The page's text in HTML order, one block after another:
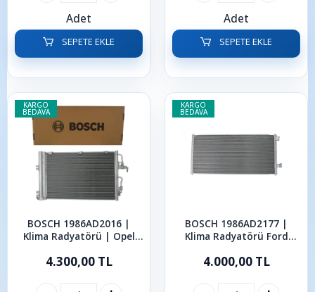
Adet
SEPETE EKLE
Adet
SEPETE EKLE
KARGO
BEDAVA
BOSCH 1986AD2016 |
Klima Radyatörü | Opel
4.300,00 TL
KARGO
BEDAVA
BOSCH 1986AD2177 |
Klima Radyatörü Ford
2013
4.000,00 TL